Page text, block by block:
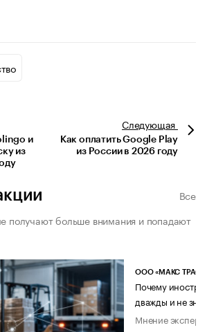
и
из
Следующая
Как оплатить Google Play
из России в 2026 году
Все
получают больше внимания и попадают
ООО «МАКС ТРАСТ»
Почему
дважды и не
Мнение